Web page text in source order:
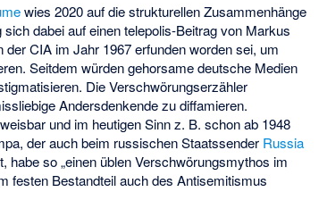
wies 2020 auf die strukturellen Zusammenhänge
dabei auf einen telepolis-Beitrag von Markus
CIA im Jahr 1967 erfunden worden sei, um
Seitdem würden gehorsame deutsche Medien
Die Verschwörungserzähler
Andersdenkende zu diffamieren.
und im heutigen Sinn z. B. schon ab 1948
der auch beim russischen Staatssender Russia
habe so „einen üblen Verschwörungsmythos im
festen Bestandteil auch des Antisemitismus